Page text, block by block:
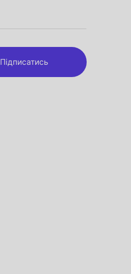
Підписатись